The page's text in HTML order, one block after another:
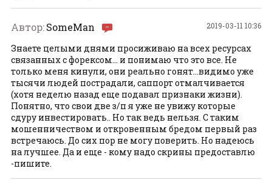
2019-03-11 10:36
Автор:SomeMan
Знаете целыми днями просиживаю на всех ресурсах
связанных с форексом... и понимаю что это все. Не
только меня кинули, они реально гонят...видимо уже
тысячи людей пострадали, саппорт отмалчивается
(хотя неделю назад еще подавал признаки жизни).
Понятно, что свои две з/п я уже не увижу которые
сдуру инвестировать.. Но так ведь нельзя. С таким
мошенничеством и откровенным бредом первый раз
встречаюсь. До сих пор не могу поверить. Но надеюсь
на лучшее. Да и еще - кому надо скрины предоставлю
-пишите.